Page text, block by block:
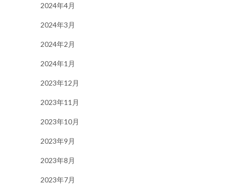
2024年4月
2024年3月
2024年2月
2024年1月
2023年12月
2023年11月
2023年10月
2023年9月
2023年8月
2023年7月